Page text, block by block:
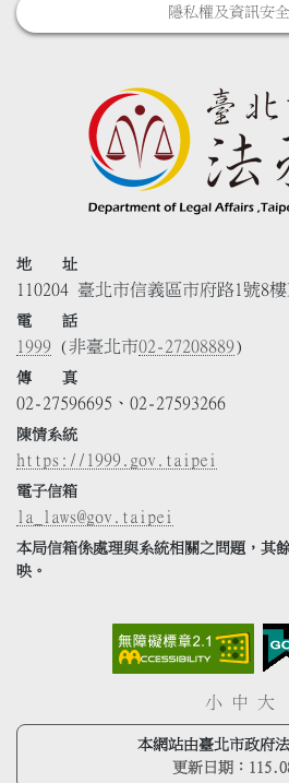
隱私權及資訊安
地 址
110204 臺北市信義區市府路1號8
電 話
1999 (非臺北市02-27208889)
傳 真
02-27596695、02-27593266
陳情系統
https://1999.gov.taipei
電子信箱
la_laws@gov.taipei
本局信箱係處理與系統相關之問題，其
映。
小 中 大
本網站由臺北市政府
更新日期：